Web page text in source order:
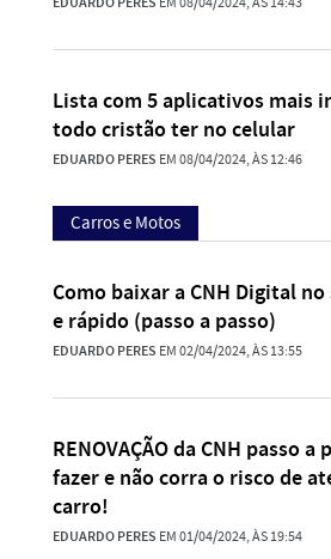
Lista com 5 aplicativos mais
todo cristão ter no celular
EDUARDO PERES EM 08/04/2024, ÀS 12:46
Carros e Motos
Como baixar a CNH Digital
e rápido (passo a passo)
EDUARDO PERES EM 02/04/2024, ÀS 13:55
RENOVAÇÃO da CNH passo
fazer e não corra o risco de
carro!
EDUARDO PERES EM 01/04/2024, ÀS 19:54